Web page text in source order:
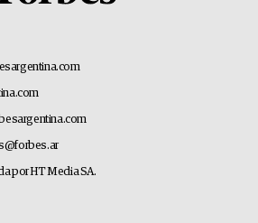
por HT Media SA.